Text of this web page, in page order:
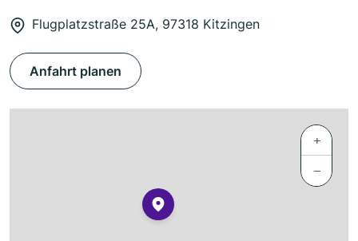
Flugplatzstraße 25A, 97318 Kitzingen
Anfahrt planen
+
−